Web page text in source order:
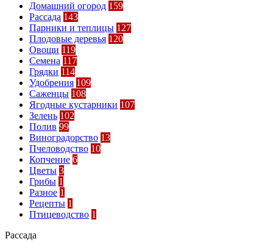
Домашний огород 159
Рассада 143
Парники и теплицы 127
Плодовые деревья 120
Овощи 119
Семена 117
Грядки 114
Удобрения 109
Саженцы 108
Ягодные кустарники 107
Зелень 102
Полив 99
Виноградорство 13
Пчеловодство 10
Копчение 6
Цветы 3
Грибы 1
Разное 1
Рецепты 1
Птицеводство 1
Рассада